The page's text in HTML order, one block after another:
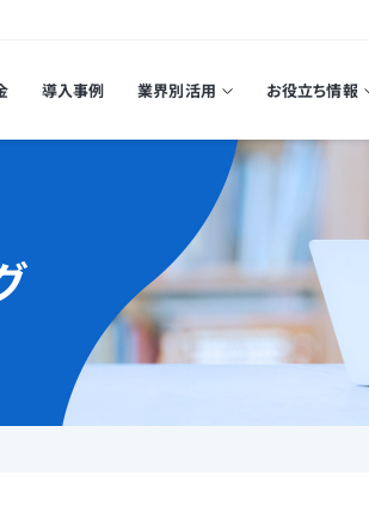
導入事例 業界別活用 お役立ち情報